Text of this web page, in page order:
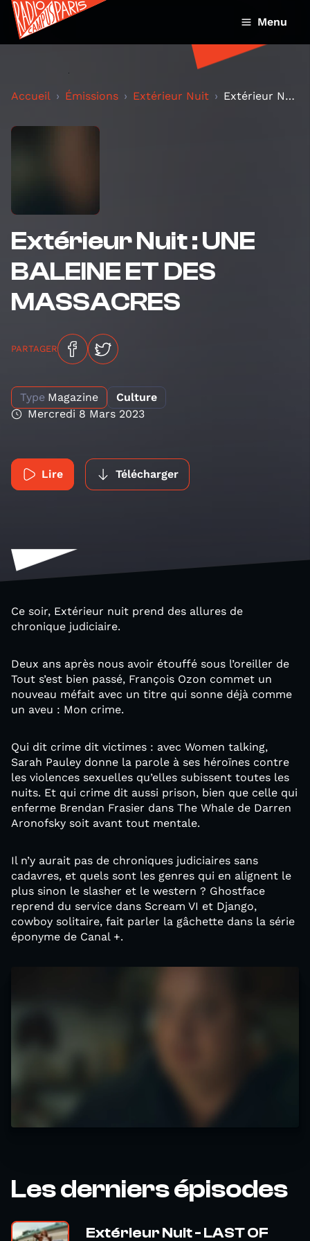
Menu
Accueil Émissions Extérieur Nuit Extérieur Nuit : UNE BALEINE ET DES MASSACRES
Extérieur Nuit : UNE
BALEINE ET DES
MASSACRES
PARTAGER
Type Magazine
Culture
Mercredi 8 Mars 2023
Lire Télécharger
Ce soir, Extérieur nuit prend des allures de
chronique judiciaire.
Deux ans après nous avoir étouffé sous l’oreiller de
Tout s’est bien passé, François Ozon commet un
nouveau méfait avec un titre qui sonne déjà comme
un aveu : Mon crime.
Qui dit crime dit victimes : avec Women talking,
Sarah Pauley donne la parole à ses héroïnes contre
les violences sexuelles qu’elles subissent toutes les
nuits. Et qui crime dit aussi prison, bien que celle qui
enferme Brendan Frasier dans The Whale de Darren
Aronofsky soit avant tout mentale.
Il n’y aurait pas de chroniques judiciaires sans
cadavres, et quels sont les genres qui en alignent le
plus sinon le slasher et le western ? Ghostface
reprend du service dans Scream VI et Django,
cowboy solitaire, fait parler la gâchette dans la série
éponyme de Canal +.
Les derniers épisodes
Extérieur Nuit - LAST OF